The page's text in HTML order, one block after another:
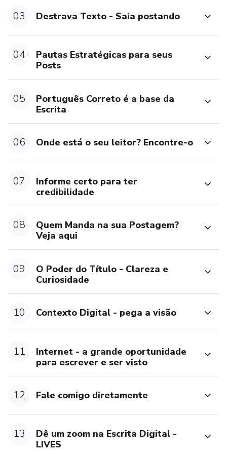
E haverá interação sem robozinhos. Você poderá se
parecidas com você, e receber novos conteúdos em vídeo,
podcast, texto - nada de propaganda, só postagens de
valor para você.
Grande abraço e feliz jornada!
deve ser interpretada como uma garantia de resultados.
03 Destrava Texto - Saia postando
04
Pautas Estratégicas para seus
Posts
05
Português Correto é a base da
Escrita
06 Onde está o seu leitor? Encontre-o
07
Informe certo para ter
credibilidade
08
Quem Manda na sua Postagem?
Veja aqui
09
O Poder do Título - Clareza e
Curiosidade
10 Contexto Digital - pega a visão
11
Internet - a grande oportunidade
para escrever e ser visto
12 Fale comigo diretamente
13
Dê um zoom na Escrita Digital -
LIVES